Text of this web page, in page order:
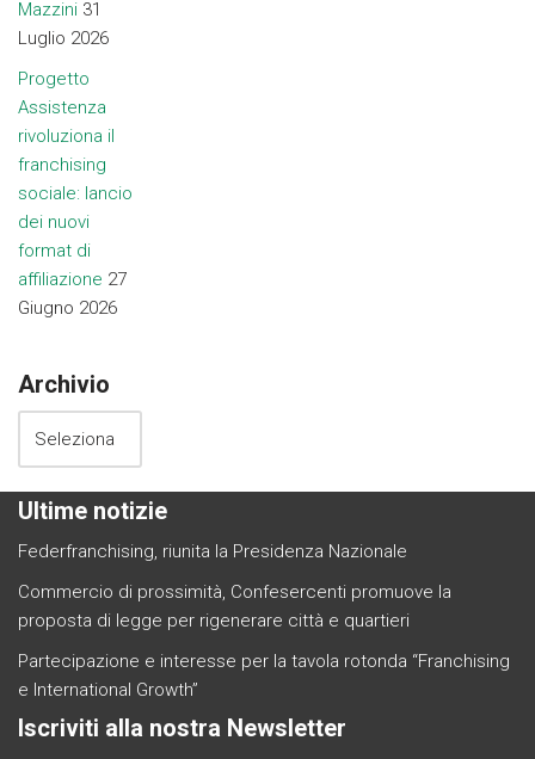
Mazzini 31
Luglio 2026
Progetto
Assistenza
rivoluziona il
franchising
sociale: lancio
dei nuovi
format di
affiliazione 27
Giugno 2026
Archivio
Ultime notizie
Federfranchising, riunita la Presidenza Nazionale
Commercio di prossimità, Confesercenti promuove la
proposta di legge per rigenerare città e quartieri
Partecipazione e interesse per la tavola rotonda “Franchising
e International Growth”
Iscriviti alla nostra Newsletter